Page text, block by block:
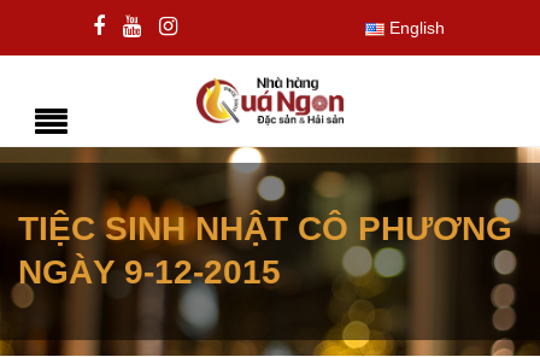
English
TIỆC SINH NHẬT CÔ PHƯƠNG
NGÀY 9-12-2015